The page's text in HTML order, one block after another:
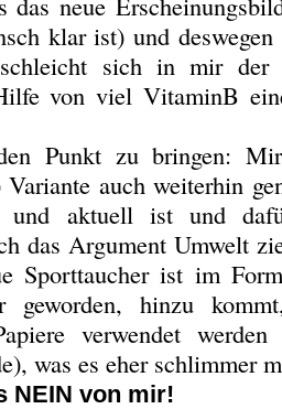
klar ist) und
sich in mir der
von viel VitaminB
Punkt zu bringen:
Variante auch weiterhin
und aktuell ist und
das Argument Umwelt
Sporttaucher ist im
geworden, hinzu
verwendet
was es eher schlimmer
NEIN von mir!